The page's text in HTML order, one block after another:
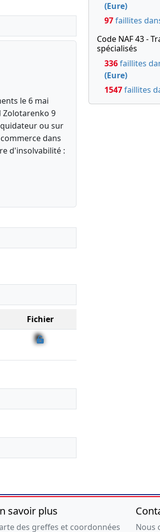
le 6 mai
Zolotarenko 9
ou sur
dans
d'insolvabilité :
Fichier
(Eure)
97faillites
Code NAF 43 -
spécialisés
336faillites
(Eure)
1547faillites
savoir plus
des greffes et coordonnées
Nous